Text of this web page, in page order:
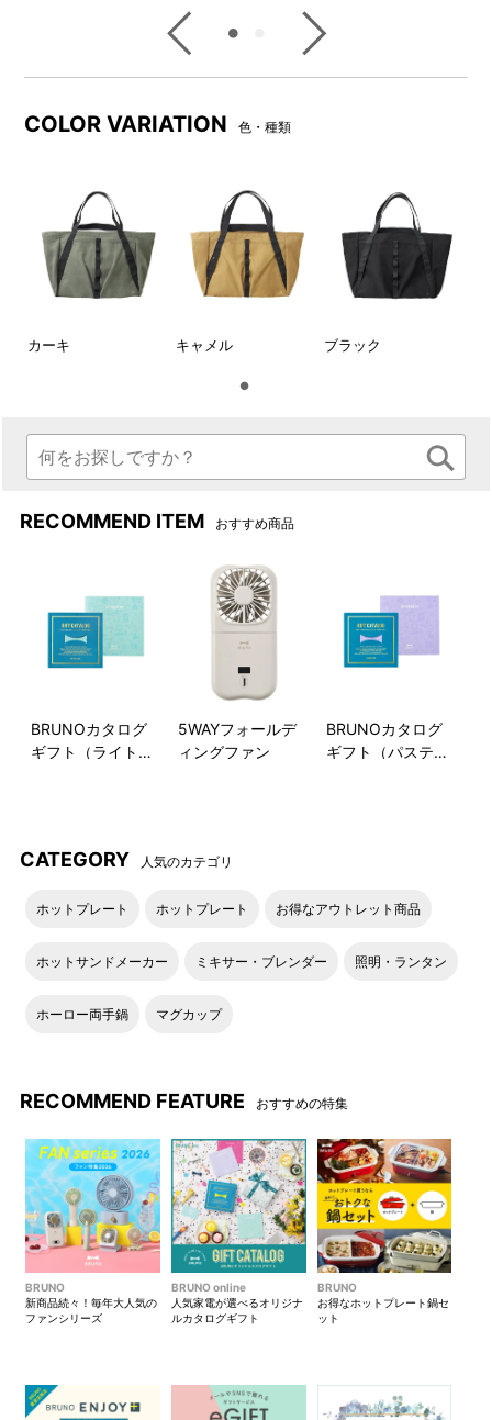
折りたたみ時の表面にはグラフィックがプリントされ、
手持ちのバッグに取り付けられるループ式コードも装備
アップデートされたコンパクトサイズが、日常にも旅に
DETAIL 商品詳細
手提げとしても使える2WAY。
ダブルファスナーで開閉もス
ムーズに。
アウトドアの頼もしいお供で
中のループにカラビナを付け
て、荷物に紛れやすい小物を
見つけやすく。
※カラビナは付属しておりませ
外ポケットには折り畳みの傘
やペットボトルを収納しても
◎
COLOR VARIATION 色・種類
カーキ キャメル ブラック
RECOMMEND ITEM おすすめ商品
BRUNOカタログ
ギフト（ライトブ
5WAYフォールデ
ィングファン
BRUNOカタログ
ギフト（パステル
CATEGORY 人気のカテゴリ
ホットプレート ホットプレート お得なアウトレット商品
ホットサンドメーカー ミキサー・ブレンダー 照明・ランタン
ホーロー両手鍋 マグカップ
RECOMMEND FEATURE おすすめの特集
BRUNO
新商品続々！毎年大人気の
ファンシリーズ
BRUNO online
人気家電が選べるオリジナ
ルカタログギフト
BRUNO
お得なホットプレート鍋セ
ット